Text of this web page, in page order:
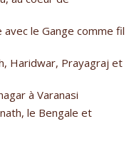
le Gange comme fil
Haridwar, Prayagraj et
à Varanasi
le Bengale et